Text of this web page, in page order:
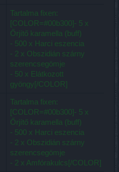
Tartalma fixen:
[COLOR=#00b300]- 5 x
Őrjítő karamella (buff)
- 500 x Harci eszencia
- 2 x Obszidián szárny
szerencsegömje
- 50 x Elátkozott
gyöngy[/COLOR]
Tartalma fixen:
[COLOR=#00b300]- 5 x
Őrjítő karamella (buff)
- 500 x Harci eszencia
- 2 x Obszidián szárny
szerencsegömje
- 2 x Amfórakulcs[/COLOR]